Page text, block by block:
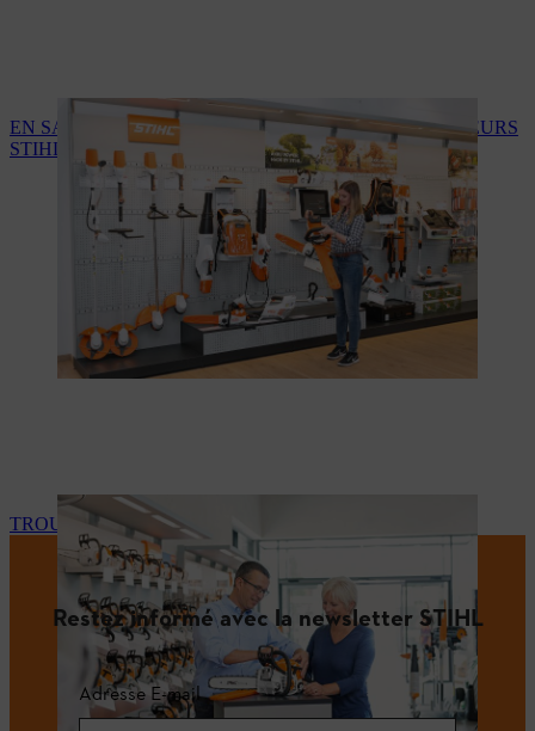
EN SAVOIR PLUS SUR LES SERVICES DES REVENDEURS
STIHL
TROUVEZ VOTRE REVENDEUR STIHL
Restez informé avec la newsletter STIHL
Adresse E-mail